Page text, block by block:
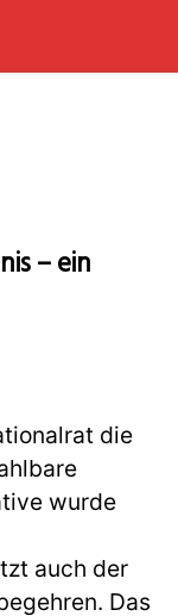
– ein
die
wurde
auch der
Das